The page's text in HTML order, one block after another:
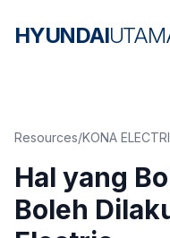
HYUNDAI
Resources/KONA
Hal yang
Boleh